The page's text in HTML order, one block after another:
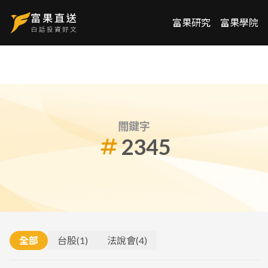
富果研究 富果學院
關鍵字
2345
全部 台股(1) 法說會(4)